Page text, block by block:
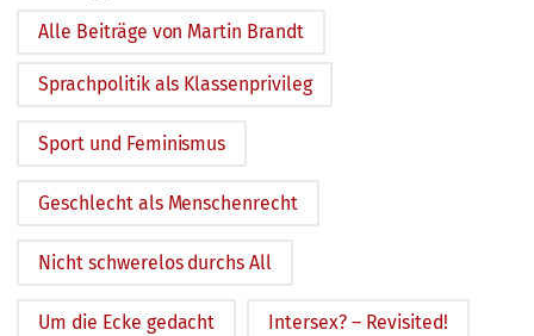
Alle Beiträge von Martin Brandt
Sprachpolitik als Klassenprivileg
Sport und Feminismus
Geschlecht als Menschenrecht
Nicht schwerelos durchs All
Um die Ecke gedacht Intersex? – Revisited!